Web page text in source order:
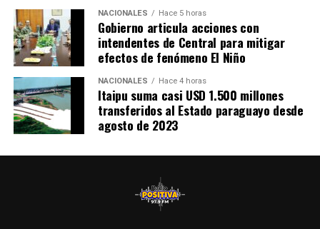
NACIONALES Hace 5 horas
Gobierno articula acciones con
intendentes de Central para mitigar
efectos de fenómeno El Niño
NACIONALES Hace 4 horas
Itaipu suma casi USD 1.500 millones
transferidos al Estado paraguayo desde
agosto de 2023